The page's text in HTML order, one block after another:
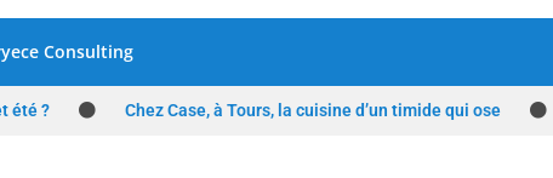
Consulting
été ? Chez Case, à Tours, la cuisine d’un timide qui ose